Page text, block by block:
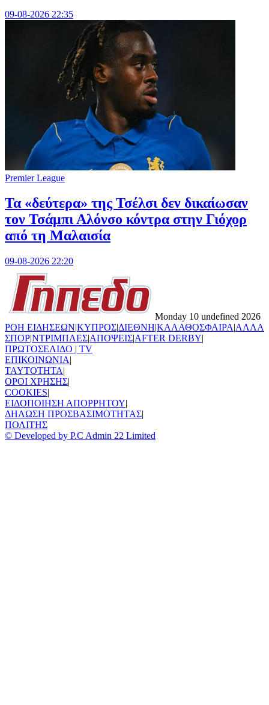
09-08-2026 22:35
Premier League
Τα «δεύτερα» της Τσέλσι δεν δικαίωσαν
τον Τσάμπι Αλόνσο κόντρα στην Γιόχορ
από τη Μαλαισία
09-08-2026 22:20
Monday 10 undefined 2026
ΡΟΗ ΕΙΔΗΣΕΩΝ|ΚΥΠΡΟΣ|ΔΙΕΘΝΗ|ΚΑΛΑΘΟΣΦΑΙΡΑ|ΑΛΛΑ
ΣΠΟΡ|ΝΤΡΙΜΠΛΕΣ|ΑΠΟΨΕΙΣ|AFTER DERBY|
ΠΡΩΤΟΣΕΛΙΔΟ | TV
ΕΠΙΚΟΙΝΩΝΙΑ|
TAYTOTHTA|
ΟΡΟΙ ΧΡΗΣΗΣ|
COOKIES|
ΕΙΔΟΠΟΙΗΣΗ ΑΠΟΡΡΗΤΟΥ|
ΔΗΛΩΣΗ ΠΡΟΣΒΑΣΙΜΟΤΗΤΑΣ|
ΠΟΛΙΤΗΣ
© Developed by P.C Admin 22 Limited